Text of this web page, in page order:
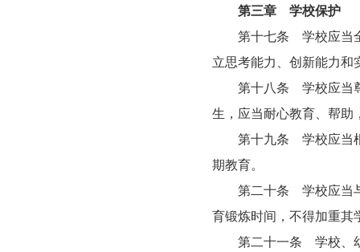
第三章 学校保护
第十七条 学校应当全
立思考能力、创新能力
第十八条 学校应当尊
生，应当耐心教育、帮助
第十九条 学校应当根
期教育。
第二十条 学校应当与
育锻炼时间，不得加重其
第二十一条 学校、幼